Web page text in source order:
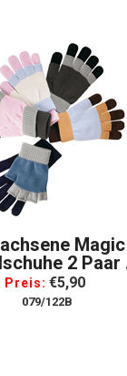
Magic
2 Paar 1
Fingerlos 1 Paar
Mit Finger
Preis: €5,90
079/122B